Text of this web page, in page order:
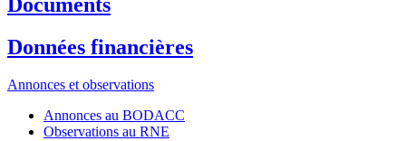
Données financières
Annonces et observations
Annonces au BODACC
Observations au RNE